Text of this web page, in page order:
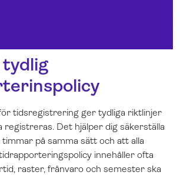
tydlig
tidsregistrering ger tydliga riktlinjer
registreras. Det hjälper dig säkerställa
på samma sätt och att alla
innehåller ofta
raster, frånvaro och semester ska